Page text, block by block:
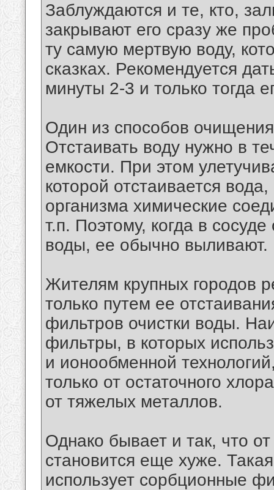
Заблуждаются и те, кто,
закрывают его сразу же
ту самую мертвую воду,
сказках. Рекомендуется
минуты 2-3 и только тогда
Один из способов
Отстаивать воду нужно в
емкости. При этом
которой отстаивается
организма химические
т.п. Поэтому, когда в
воды, ее обычно выливают.
Жителям крупных городов
только путем ее
фильтров очистки воды.
фильтры, в которых
и ионообменной
только от остаточного
от тяжелых металлов.
Однако бывает и так, что
становится еще хуже.
использует сорбционные